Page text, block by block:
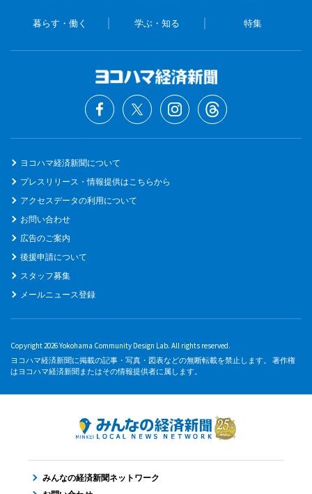
暮らす・働く 学ぶ・知る 特集
ヨコハマ経済新聞について
プレスリリース・情報提供はこちらから
アクセスデータの利用について
お問い合わせ
広告のご案内
後援申請について
スタッフ募集
メールニュース登録
Copyright 2026 Yokohama Community Design Lab. All rights reserved.
ヨコハマ経済新聞に掲載の記事・写真・図表などの無断転載を禁止します。 著作権
はヨコハマ経済新聞またはその情報提供者に属します。
みんなの経済新聞ネットワーク